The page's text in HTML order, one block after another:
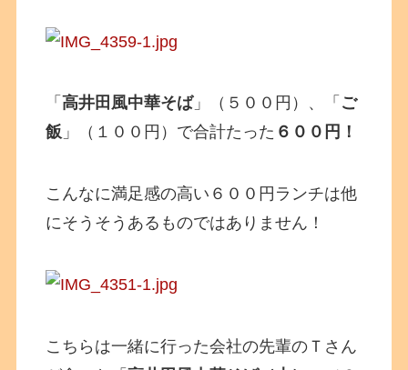
「高井田風中華そば」（５００円）、「 ご
飯 」（１００円）で合計たった ６００円！
こんなに満足感の高い６００円ランチは他
にそうそうあるものではありません！
こちらは一緒に行った会社の先輩のＴさん